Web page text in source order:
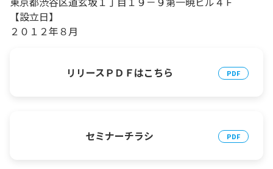
【設立日】
２０１２年８月
リリースＰＤＦはこちら
セミナーチラシ